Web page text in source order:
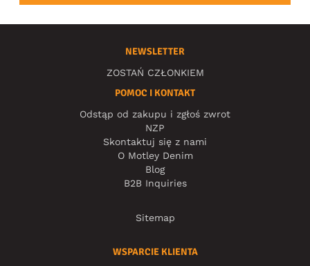
NEWSLETTER
ZOSTAŃ CZŁONKIEM
POMOC I KONTAKT
Odstąp od zakupu i zgłoś zwrot
NZP
Skontaktuj się z nami
O Motley Denim
Blog
B2B Inquiries
Sitemap
WSPARCIE KLIENTA